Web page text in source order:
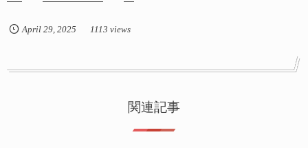
April 29, 2025 1113 views
関連記事